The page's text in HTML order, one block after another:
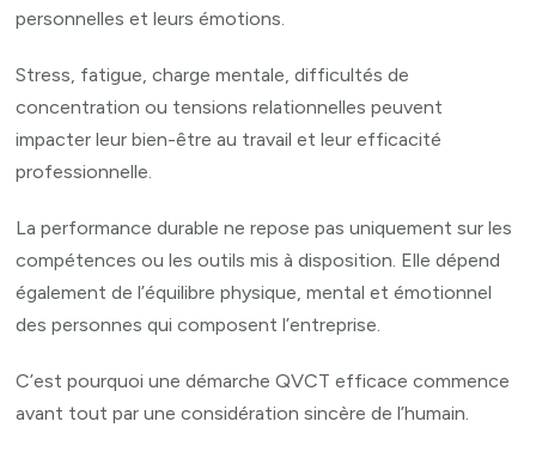
personnelles et leurs émotions.
Stress, fatigue, charge mentale, difficultés de
concentration ou tensions relationnelles peuvent
impacter leur bien-être au travail et leur efficacité
professionnelle.
La performance durable ne repose pas uniquement sur les
compétences ou les outils mis à disposition. Elle dépend
également de l’équilibre physique, mental et émotionnel
des personnes qui composent l’entreprise.
C’est pourquoi une démarche QVCT efficace commence
avant tout par une considération sincère de l’humain.